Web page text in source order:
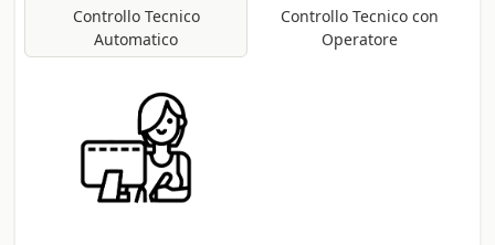
Controllo Tecnico
Automatico
Controllo Tecnico con
Operatore